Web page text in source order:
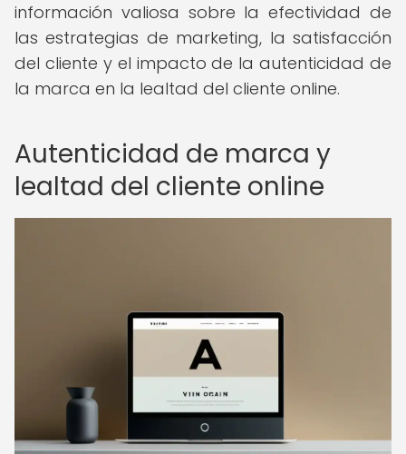
información valiosa sobre la efectividad de
las estrategias de marketing, la satisfacción
del cliente y el impacto de la autenticidad de
la marca en la lealtad del cliente online.
Autenticidad de marca y
lealtad del cliente online